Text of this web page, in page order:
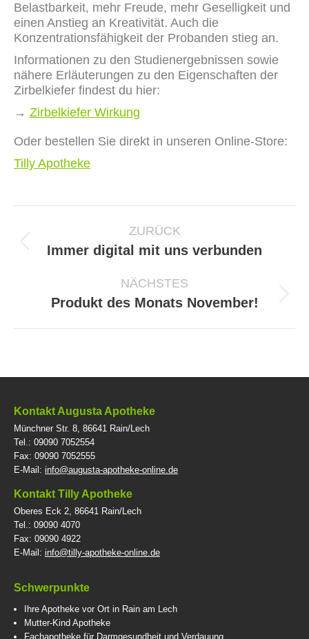
Belastbarkeit, mehr Freude, mehr Geselligkeit und
einen Anstieg an Kreativität. Auch die
Konzentrationsfähigkeit der Probanden stieg an.
Informationen zu den Studienergebnissen sowie
nähere Erläuterungen zu den Eigenschaften der
Zirbelkiefer findest du hier:
→ Zirbelkiefer Wirkung
Oder bestellen Sie direkt in unseren Online-Store:
Tilly Apotheke
Kommentarnavigation
ZURÜCK
Vorheriger
Immer digital mit uns verbunden
NÄCHSTES
Nächster
Produkt des Monats November!
Kontakt Augusta Apotheke
Münchner Str. 8, 86641 Rain/Lech
Tel.: 09090 7052554
Fax: 09090 7052555
E-Mail: info@augusta-apotheke-online.de
Kontakt Tilly Apotheke
Oberes Eck 2, 86641 Rain/Lech
Tel.: 09090 4070
Fax: 09090 4922
E-Mail: info@tilly-apotheke-online.de
Schwerpunkte
Ihre Apotheke vor Ort in Rain am Lech
Mutter-Kind Apotheke
Fachapotheke für Darmgesundheit und Verdauung